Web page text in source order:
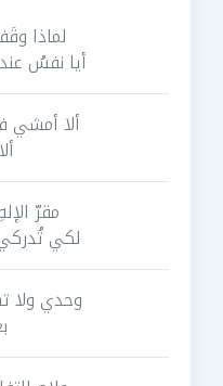
لماذا
أيا نفسُ
ألا أمشي
مقرّ
لكي
وحدي ولا